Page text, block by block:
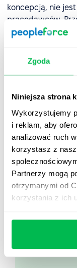
Zgoda
Niniejsza strona
Wykorzystujemy
i reklam, aby
analizować ruch
korzystasz z
Partnerzy mogą
otrzymanymi od
korzystania z ich
koncepcją, nie
pracodawców.
wynagradzania
pracowników do
firmach, w
plateau
w
hierarchii
Zobacz
akcji
godzin